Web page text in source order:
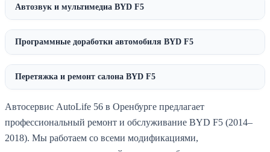
Автозвук и мультимедиа BYD F5
Программные доработки автомобиля BYD F5
Перетяжка и ремонт салона BYD F5
Автосервис AutoLife 56 в Оренбурге предлагает
профессиональный ремонт и обслуживание BYD F5 (2014–
2018). Мы работаем со всеми модификациями,